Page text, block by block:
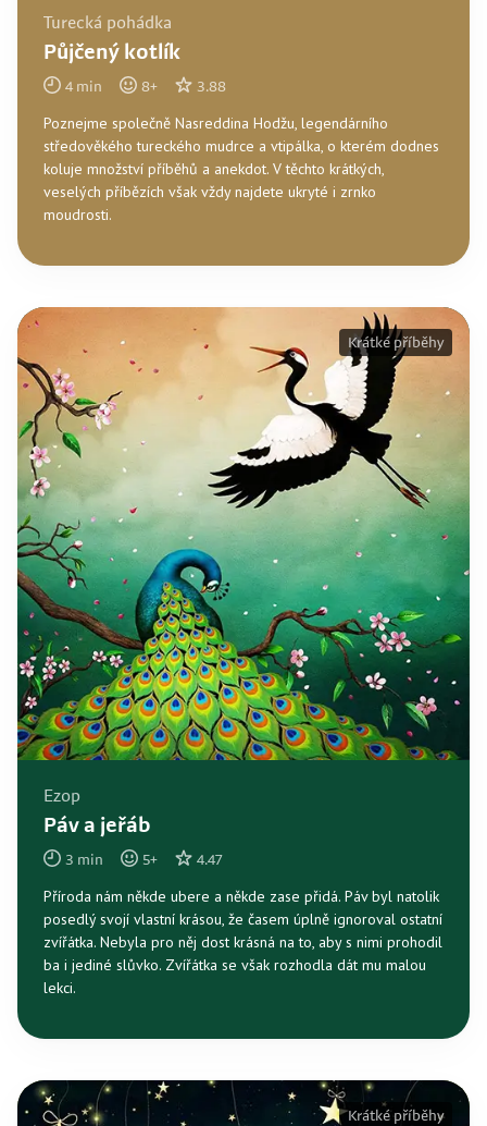
Turecká pohádka
Půjčený kotlík
4 min 8+ 3.88
Poznejme společně Nasreddina Hodžu, legendárního
středověkého tureckého mudrce a vtipálka, o kterém dodnes
koluje množství příběhů a anekdot. V těchto krátkých,
veselých příbězích však vždy najdete ukryté i zrnko
moudrosti.
Ezop
Páv a jeřáb
3 min 5+ 4.47
Příroda nám někde ubere a někde zase přidá. Páv byl natolik
posedlý svojí vlastní krásou, že časem úplně ignoroval ostatní
zvířátka. Nebyla pro něj dost krásná na to, aby s nimi prohodil
ba i jediné slůvko. Zvířátka se však rozhodla dát mu malou
lekci.
Krátké příběhy
Krátké příběhy